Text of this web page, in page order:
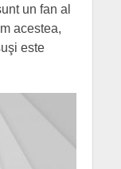
un fan al
acestea,
este